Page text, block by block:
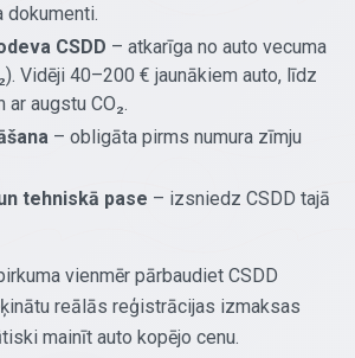
dokumenti.
CSDD – atkarīga no auto vecuma
Vidēji 40–200 € jaunākiem auto, līdz
augstu CO₂.
– obligāta pirms numura zīmju
tehniskā pase – izsniedz CSDD tajā
vienmēr pārbaudiet CSDD
reālās reģistrācijas izmaksas
mainīt auto kopējo cenu.